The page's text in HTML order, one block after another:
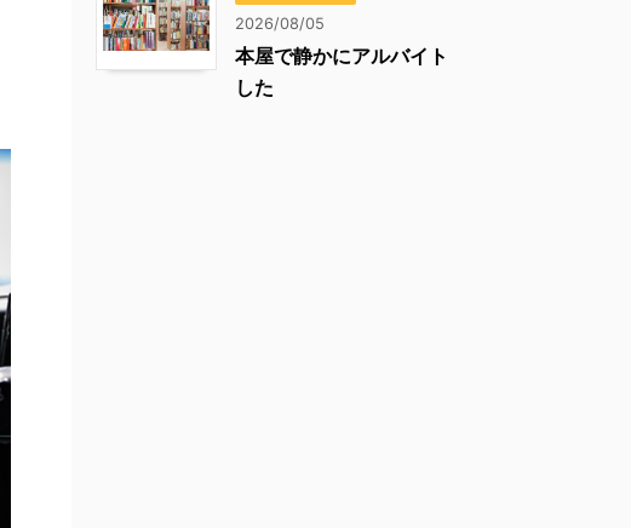
2026/08/05
本屋で静かにアルバイト
した